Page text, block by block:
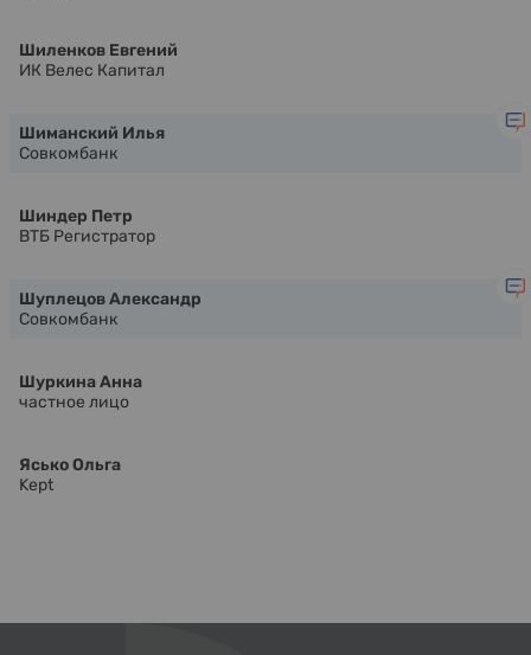
Шиленков Евгений
ИК Велес Капитал
Шиманский Илья
Совкомбанк
Шиндер Петр
ВТБ Регистратор
Шуплецов Александр
Совкомбанк
Шуркина Анна
частное лицо
Ясько Ольга
Kept